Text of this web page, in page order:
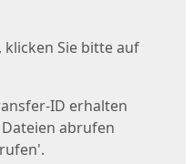
klicken Sie bitte auf
ID erhalten
abrufen